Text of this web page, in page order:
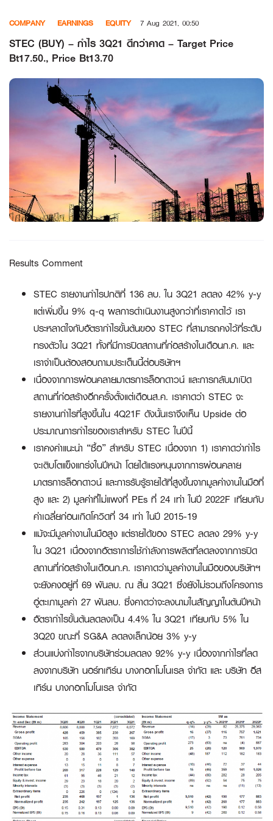
content
COMPANY EARNINGS EQUITY 7 Aug 2021, 00:50
STEC (BUY) – กำไร 3Q21 ดีกว่าคาด – Target Price
Bt17.50., Price Bt13.70
Results Comment
STEC รายงานกำไรปกติที่ 136 ลบ. ใน 3Q21 ลดลง 42% y-y
แต่เพิ่มขึ้น 9% q-q ผลการดำเนินงานสูงกว่าที่เราคาดไว้ เรา
ประหลาดใจกับอัตรากำไรขั้นต้นของ STEC ที่สามารถคงไว้ที่ระดับ
ทรงตัวใน 3Q21 ทั้งที่มีการปิดสถานที่ก่อสร้างในเดือนก.ค. และ
เราจำเป็นต้องสอบถามประเด็นนี้ต่อบริษัทฯ
เนื่องจากการผ่อนคลายมาตรการล็อกดาวน์ และการกลับมาเปิด
สถานที่ก่อสร้างอีกครั้งตั้งแต่เดือนส.ค. เราคาดว่า STEC จะ
รายงานกำไรที่สูงขึ้นใน 4Q21F ดังนั้นเราจึงเห็น Upside ต่อ
ประมาณการกำไรของเราสำหรับ STEC ในปีนี้
เราคงคำแนะนำ “ซื้อ” สำหรับ STEC เนื่องจาก 1) เราคาดว่ากำไร
จะเติบโตแข็งแกร่งในปีหน้า โดยได้แรงหนุนจากการผ่อนคลาย
มาตรการล็อกดาวน์ และการรับรู้รายได้ที่สูงขึ้นจากมูลค่างานในมือที่
สูง และ 2) มูลค่าที่ไม่แพงที่ PEs ที่ 24 เท่า ในปี 2022F เทียบกับ
ค่าเฉลี่ยก่อนเกิดโควิดที่ 34 เท่า ในปี 2015-19
แม้จะมีมูลค่างานในมือสูง แต่รายได้ของ STEC ลดลง 29% y-y
ใน 3Q21 เนื่องจากอัตราการใช้กำลังการผลิตที่ลดลงจากการปิด
สถานที่ก่อสร้างในเดือนก.ค. เราคาดว่ามูลค่างานในมือของบริษัทฯ
จะยังคงอยู่ที่ 69 พันลบ. ณ สิ้น 3Q21 ซึ่งยังไม่รวมถึงโครงการ
อู่ตะเภามูลค่า 27 พันลบ. ซึ่งคาดว่าจะลงนามในสัญญาในต้นปีหน้า
อัตรากำไรขั้นต้นลดลงเป็น 4.4% ใน 3Q21 เทียบกับ 5% ใน
3Q20 ขณะที่ SG&A ลดลงเล็กน้อย 3% y-y
ส่วนแบ่งกำไรจากบริษัทร่วมลดลง 92% y-y เนื่องจากกำไรที่ลด
ลงจากบริษัท นอร์ทเทิร์น บางกอกโมโนเรล จำกัด และ บริษัท อีส
เทิร์น บางกอกโมโนเรล จำกัด